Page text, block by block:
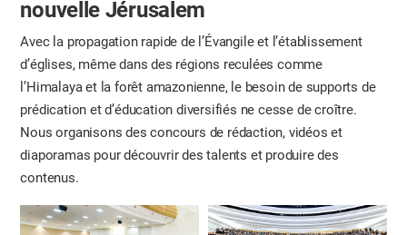
nouvelle Jérusalem
Avec la propagation rapide de l’Évangile et l’établissement
d’églises, même dans des régions reculées comme
l’Himalaya et la forêt amazonienne, le besoin de supports de
prédication et d’éducation diversifiés ne cesse de croître.
Nous organisons des concours de rédaction, vidéos et
diaporamas pour découvrir des talents et produire des
contenus.